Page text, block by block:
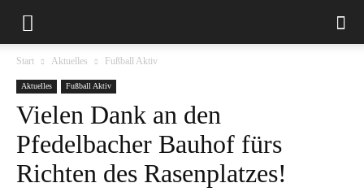
Start Aktuelles Fußball Aktiv
Aktuelles Fußball Aktiv
Vielen Dank an den
Pfedelbacher Bauhof fürs
Richten des Rasenplatzes!